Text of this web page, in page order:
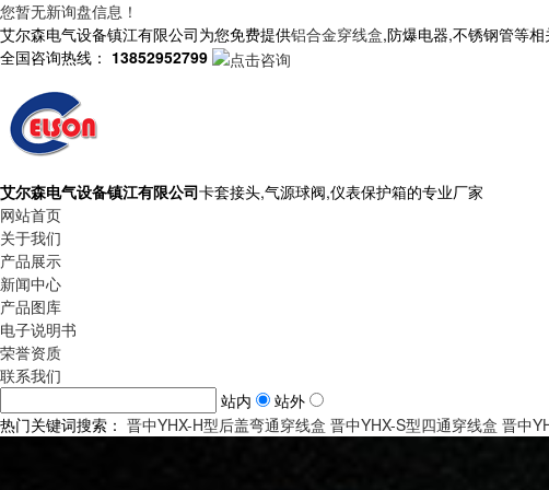
您暂无新询盘信息！
艾尔森电气设备镇江有限公司为您免费提供铝合金穿线盒,防爆电器,不锈钢管等
全国咨询热线： 13852952799
艾尔森电气设备镇江有限公司卡套接头,气源球阀,仪表保护箱的专业厂家
网站首页
关于我们
产品展示
新闻中心
产品图库
电子说明书
荣誉资质
联系我们
站内
站外
热门关键词搜索： 晋中YHX-H型后盖弯通穿线盒 晋中YHX-S型四通穿线盒 晋中